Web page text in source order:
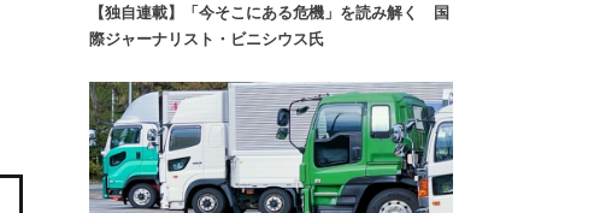
【独自連載】「今そこにある危機」を読み解く 国
際ジャーナリスト・ビニシウス氏